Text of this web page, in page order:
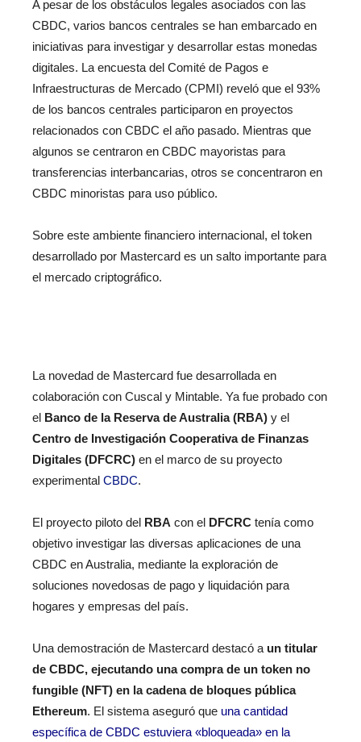
A pesar de los obstáculos legales asociados con las
CBDC, varios bancos centrales se han embarcado en
iniciativas para investigar y desarrollar estas monedas
digitales. La encuesta del Comité de Pagos e
Infraestructuras de Mercado (CPMI) reveló que el 93%
de los bancos centrales participaron en proyectos
relacionados con CBDC el año pasado. Mientras que
algunos se centraron en CBDC mayoristas para
transferencias interbancarias, otros se concentraron en
CBDC minoristas para uso público.
Sobre este ambiente financiero internacional, el token
desarrollado por Mastercard es un salto importante para
el mercado criptográfico.
La novedad de Mastercard fue desarrollada en
colaboración con Cuscal y Mintable. Ya fue probado con
el Banco de la Reserva de Australia (RBA) y el
Centro de Investigación Cooperativa de Finanzas
Digitales (DFCRC) en el marco de su proyecto
experimental CBDC.
El proyecto piloto del RBA con el DFCRC tenía como
objetivo investigar las diversas aplicaciones de una
CBDC en Australia, mediante la exploración de
soluciones novedosas de pago y liquidación para
hogares y empresas del país.
Una demostración de Mastercard destacó a un titular
de CBDC, ejecutando una compra de un token no
fungible (NFT) en la cadena de bloques pública
Ethereum. El sistema aseguró que una cantidad
específica de CBDC estuviera «bloqueada» en la